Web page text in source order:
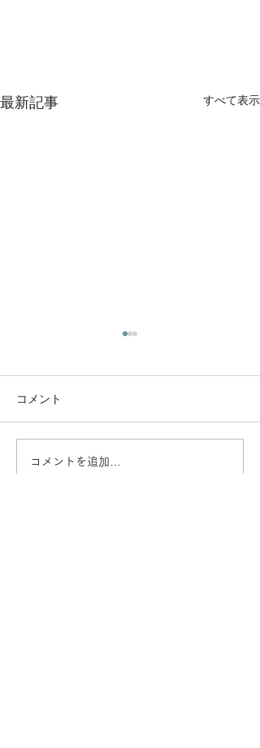
最新記事 すべて表示
キャットウォール “ にゃ
コメント
コメントを追加…